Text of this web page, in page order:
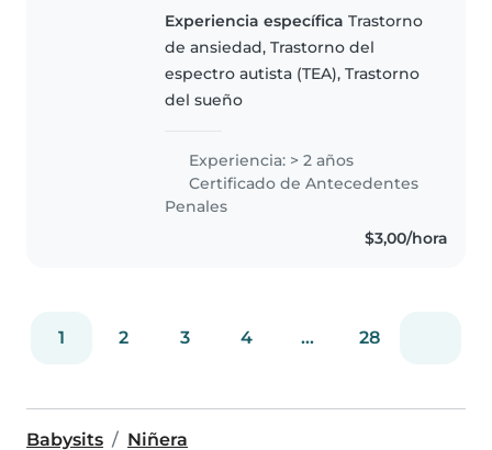
de la universidad ESPE estoy
dispuesta a enseñar y aprender
de los niños. Me encuentro
cursando el cuarto semestre,
como adicional..
Experiencia específica Trastorno
de ansiedad, Trastorno del
espectro autista (TEA), Trastorno
del sueño
Experiencia: > 2 años
Certificado de Antecedentes
Penales
$3,00/hora
1 2 3 4 ... 28
Babysits Niñera